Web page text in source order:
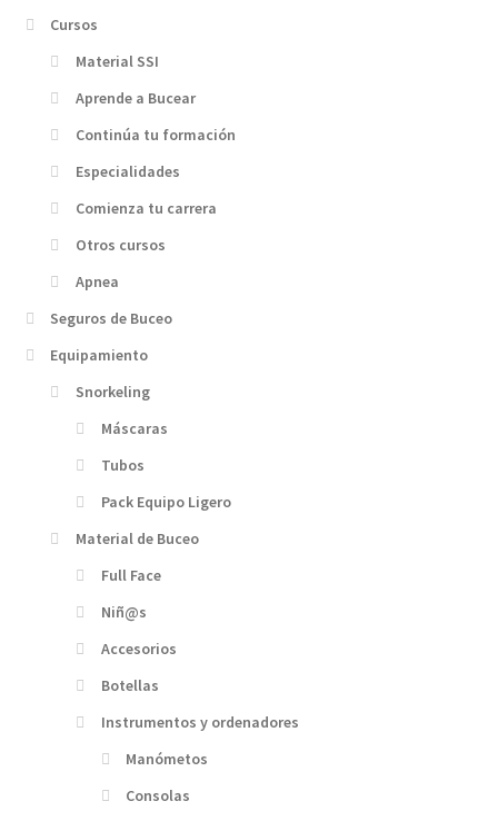
Cursos
Material SSI
Aprende a Bucear
Continúa tu formación
Especialidades
Comienza tu carrera
Otros cursos
Apnea
Seguros de Buceo
Equipamiento
Snorkeling
Máscaras
Tubos
Pack Equipo Ligero
Material de Buceo
Full Face
Niñ@s
Accesorios
Botellas
Instrumentos y ordenadores
Manómetos
Consolas